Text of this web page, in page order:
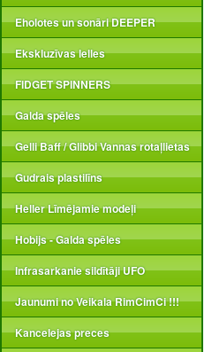
Eholotes un sonāri DEEPER
Ekskluzīvas lelles
FIDGET SPINNERS
Galda spēles
Gelli Baff / Glibbi Vannas rotaļlietas
Gudrais plastilīns
Heller Līmējamie modeļi
Hobijs - Galda spēles
Infrasarkanie sildītāji UFO
Jaunumi no Veikala RimCimCi !!!
Kancelejas preces